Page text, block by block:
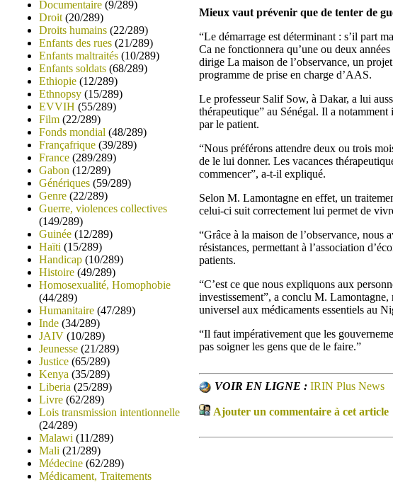
Documentaire (9/289)
Droit (20/289)
Droits humains (22/289)
Enfants des rues (21/289)
Enfants maltraités (10/289)
Enfants soldats (68/289)
Ethiopie (12/289)
Ethnopsy (15/289)
EVVIH (55/289)
Film (22/289)
Fonds mondial (48/289)
Françafrique (39/289)
France (289/289)
Gabon (12/289)
Génériques (59/289)
Genre (22/289)
Guerre, violences collectives
(149/289)
Guinée (12/289)
Haïti (15/289)
Handicap (10/289)
Histoire (49/289)
Homosexualité, Homophobie
(44/289)
Humanitaire (47/289)
Inde (34/289)
JAIV (10/289)
Jeunesse (21/289)
Justice (65/289)
Kenya (35/289)
Liberia (25/289)
Livre (62/289)
Lois transmission intentionnelle
(24/289)
Malawi (11/289)
Mali (21/289)
Médecine (62/289)
Médicament, Traitements
Mieux vaut prévenir que de tenter de
“Le démarrage est déterminant : s’il part
Ca ne fonctionnera qu’une ou deux
dirige La maison de l’observance, un
programme de prise en charge d’AAS.
Le professeur Salif Sow, à Dakar, a lui
thérapeutique” au Sénégal. Il a
par le patient.
“Nous préférons attendre deux ou trois
de le lui donner. Les vacances
commencer”, a-t-il expliqué.
Selon M. Lamontagne en effet, un
celui-ci suit correctement lui permet de
“Grâce à la maison de l’observance,
résistances, permettant à l’association
patients.
“C’est ce que nous expliquons aux
investissement”, a conclu M.
universel aux médicaments essentiels au
“Il faut impérativement que les
pas soigner les gens que de le faire.”
VOIR EN LIGNE : IRIN Plus News
Ajouter un commentaire à cet article